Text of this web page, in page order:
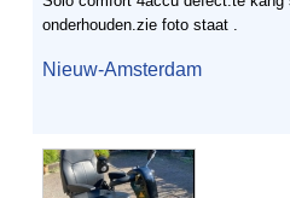
onderhouden.zie foto staat .
Nieuw-Amsterdam